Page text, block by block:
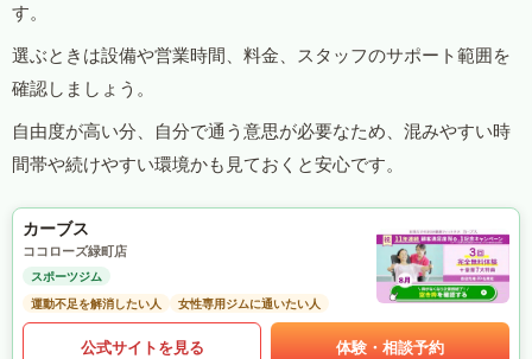
す。
選ぶときは設備や営業時間、料金、スタッフのサポート範囲を
確認しましょう。
自由度が高い分、自分で通う意思が必要なため、混みやすい時
間帯や続けやすい環境かも見ておくと安心です。
カーブス
ココローズ緑町店
スポーツジム
運動不足を解消したい人
女性専用ジムに通いたい人
公式サイトを見る 体験・相談予約